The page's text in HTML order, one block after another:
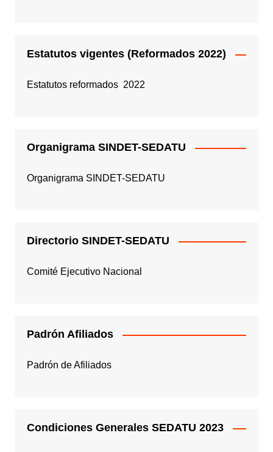
Estatutos vigentes (Reformados 2022)
Estatutos reformados 2022
Organigrama SINDET-SEDATU
Organigrama SINDET-SEDATU
Directorio SINDET-SEDATU
Comité Ejecutivo Nacional
Padrón Afiliados
Padrón de Afiliados
Condiciones Generales SEDATU 2023